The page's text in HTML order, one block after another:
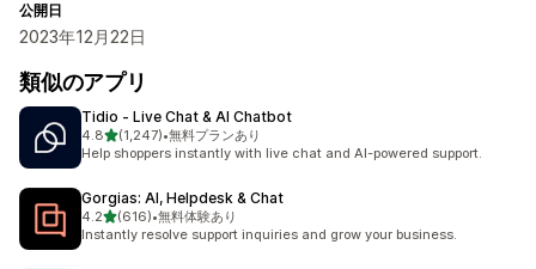
公開日
2023年12月22日
類似のアプリ
Tidio ‑ Live Chat & AI Chatbot
4.85つ星中
(1,247)
合計レビュー数：1247件
•無料プランあり
Help shoppers instantly with live chat and AI-powered support.
Gorgias: AI, Helpdesk & Chat
4.25つ星中
(616)
合計レビュー数：616件
•無料体験あり
Instantly resolve support inquiries and grow your business.